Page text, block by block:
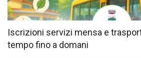
Iscrizioni servizi mensa e
tempo fino a domani